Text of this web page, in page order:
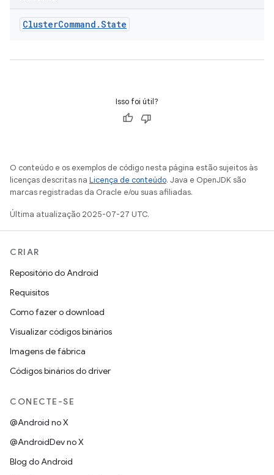
ClusterCommand .State
Isso foi útil?
O conteúdo e os exemplos de código nesta página estão sujeitos às
licenças descritas na Licença de conteúdo. Java e OpenJDK são
marcas registradas da Oracle e/ou suas afiliadas.
Última atualização 2025-07-27 UTC.
CRIAR
Repositório do Android
Requisitos
Como fazer o download
Visualizar códigos binários
Imagens de fábrica
Códigos binários do driver
CONECTE-SE
@Android no X
@AndroidDev no X
Blog do Android